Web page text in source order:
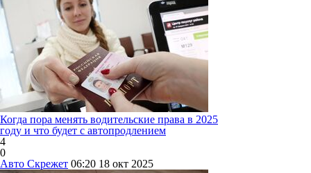
Когда пора менять водительские права в 2025
году и что будет с автопродлением
4
0
Авто Скрежет 06:20 18 окт 2025